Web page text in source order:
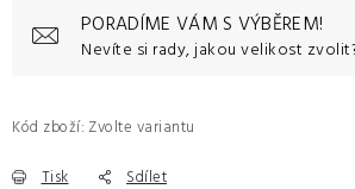
PORADÍME VÁM S VÝBĚREM!
Nevíte si rady, jakou velikost
Kód zboží: Zvolte variantu
Tisk Sdílet